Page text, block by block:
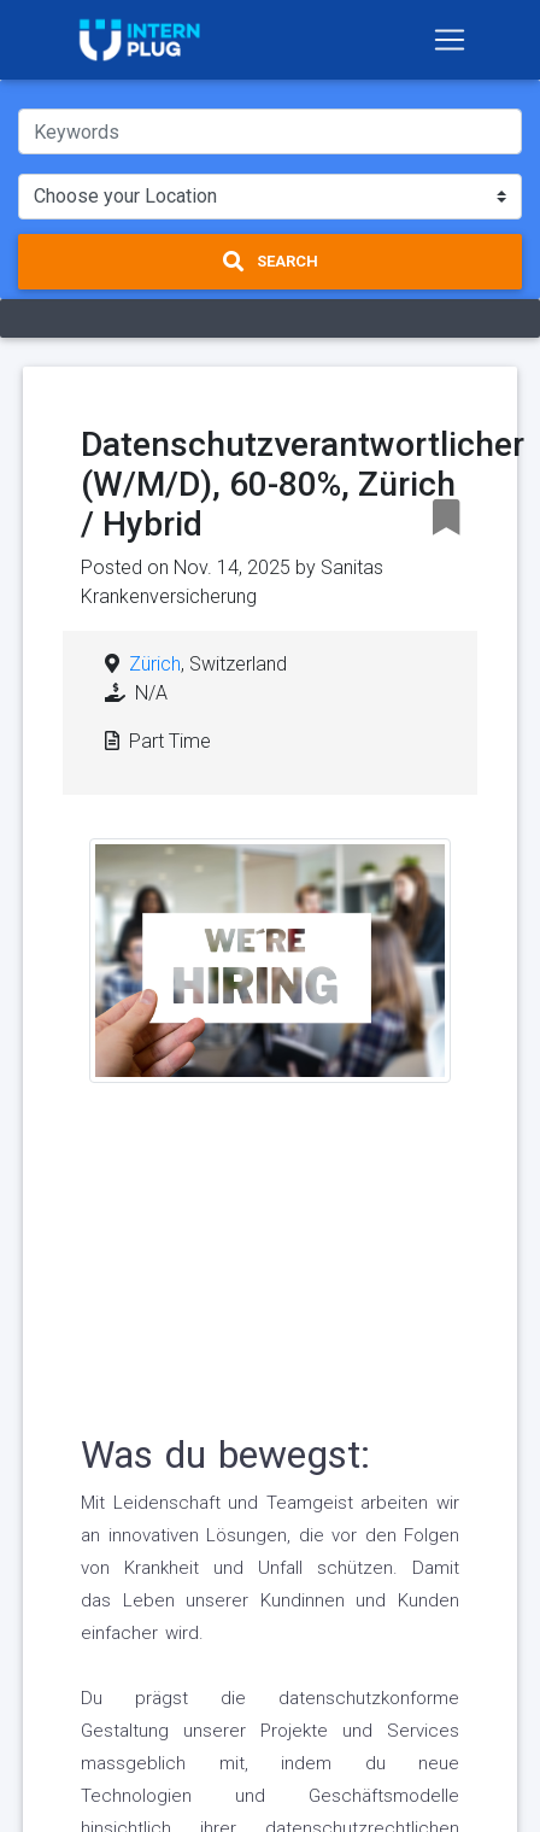
SEARCH
Datenschutzverantwortlicher
(W/M/D), 60-80%, Zürich
/ Hybrid
Posted on Nov. 14, 2025 by Sanitas
Krankenversicherung
Zürich, Switzerland
N/A
Part Time
Was du bewegst:
Mit Leidenschaft und Teamgeist arbeiten wir
an innovativen Lösungen, die vor den Folgen
von Krankheit und Unfall schützen. Damit
das Leben unserer Kundinnen und Kunden
einfacher wird.
Du prägst die datenschutzkonforme
Gestaltung unserer Projekte und Services
massgeblich mit, indem du neue
Technologien und Geschäftsmodelle